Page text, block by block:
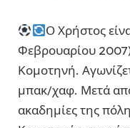
Ο Χρήστος
Φεβρουαρίου
Κομοτηνή.
μπακ/χαφ. Μετά
ακαδημίες της